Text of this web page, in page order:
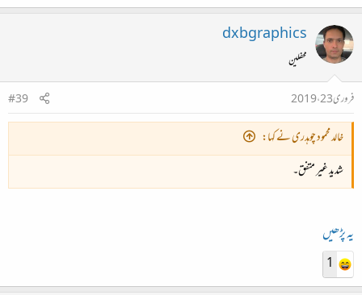
dxbgraphics
محفلین
فروری 23، 2019
#39
خالد محمود چوہدری نے کہا:
شدید غیر متفق۔
یہ پڑھیں
1